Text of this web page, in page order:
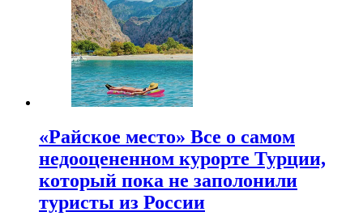
«Райское место» Все о самом
недооцененном курорте Турции,
который пока не заполонили
туристы из России